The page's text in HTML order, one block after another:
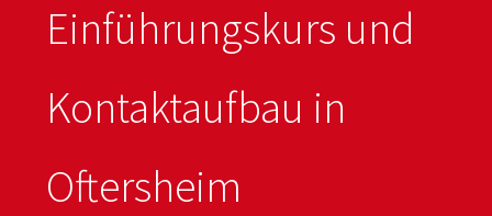
Einführungskurs und
Kontaktaufbau in
Oftersheim